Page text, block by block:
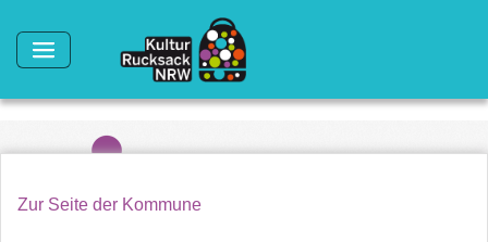
Zur Seite der Kommune